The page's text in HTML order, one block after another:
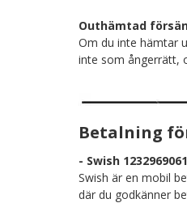
Outhämtad
Om du inte hämtar
inte som ångerrätt,
Betalning
- Swish 1232969061
Swish är en mobil
där du godkänner